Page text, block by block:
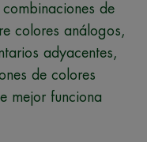
de
colores análogos,
adyacentes,
de colores
mejor funciona